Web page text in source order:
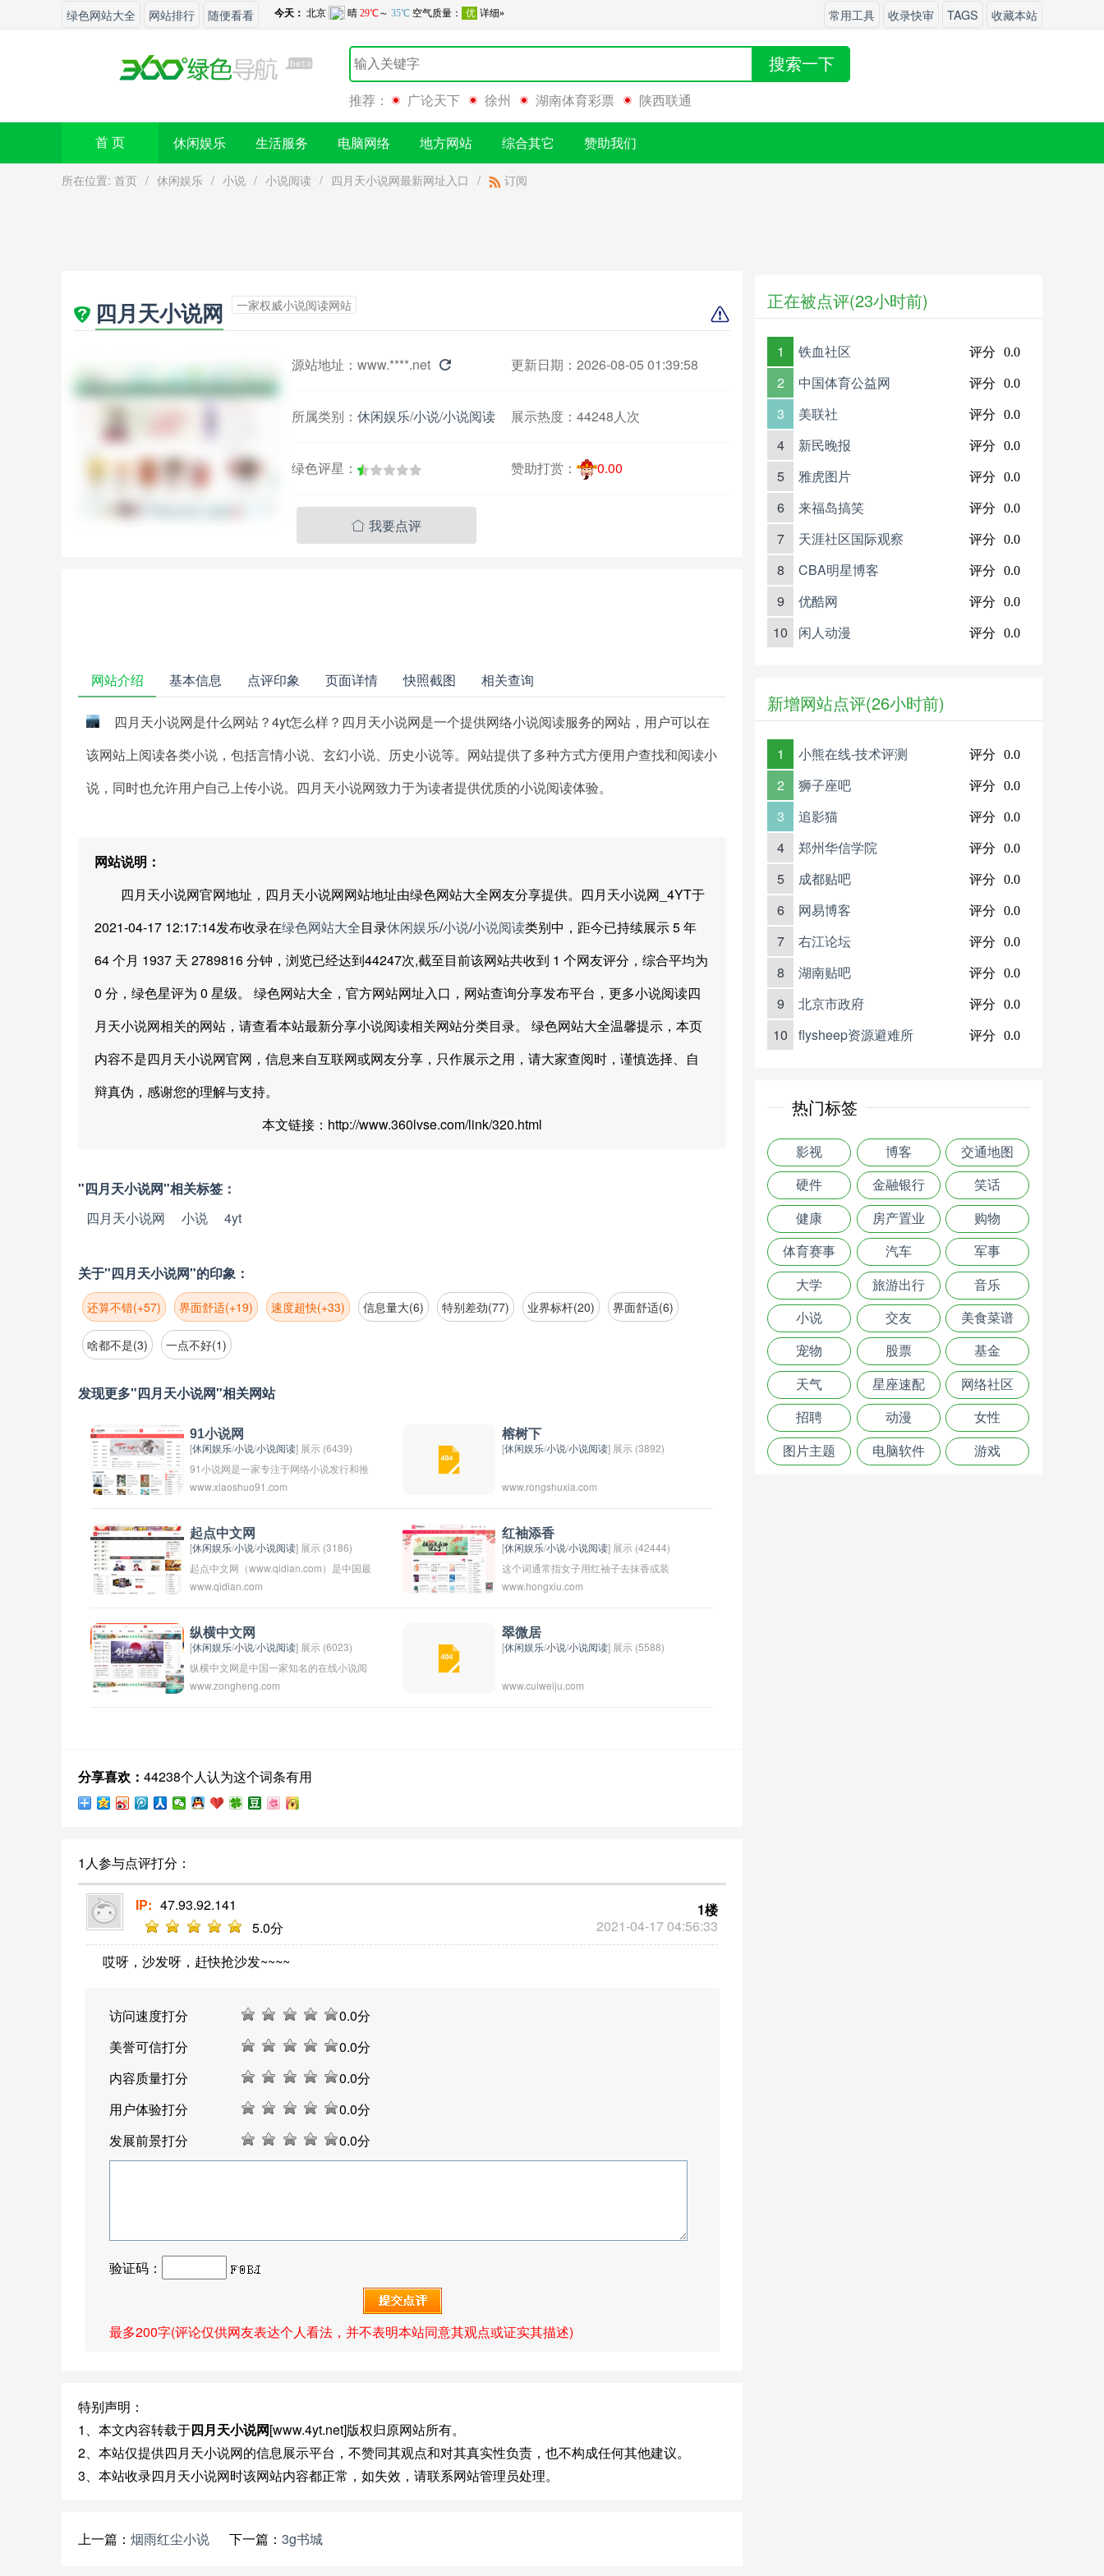
绿色网站大全 网站排行 随便看看 常用工具 收录快审 TAGS 收藏本站
搜索一下
推荐： 广论天下 徐州 湖南体育彩票 陕西联通
首 页 休闲娱乐 生活服务 电脑网络 地方网站 综合其它 赞助我们
所在位置: 首页 / 休闲娱乐 / 小说 / 小说阅读 / 四月天小说网最新网址入口 / 订阅
四月天小说网 一家权威小说阅读网站
源站地址： www.****.net  更新日期：2026-08-05 01:39:58
所属类别： 休闲娱乐/小说/小说阅读 展示热度： 44248人次
绿色评星： 赞助打赏： 0.00
 我要点评
网站介绍 基本信息 点评印象 页面详情 快照截图 相关查询
四月天小说网是什么网站？4yt怎么样？四月天小说网是一个提供网络小说阅读服务的网站，用户可以在
该网站上阅读各类小说，包括言情小说、玄幻小说、历史小说等。网站提供了多种方式方便用户查找和阅读小
说，同时也允许用户自己上传小说。四月天小说网致力于为读者提供优质的小说阅读体验。
网站说明：
四月天小说网官网地址，四月天小说网网站地址由绿色网站大全网友分享提供。四月天小说网_4YT于
2021-04-17 12:17:14发布收录在绿色网站大全目录休闲娱乐/小说/小说阅读类别中，距今已持续展示 5 年
64 个月 1937 天 2789816 分钟，浏览已经达到44247次,截至目前该网站共收到 1 个网友评分，综合平均为
0 分，绿色星评为 0 星级。 绿色网站大全，官方网站网址入口，网站查询分享发布平台，更多小说阅读四
月天小说网相关的网站，请查看本站最新分享小说阅读相关网站分类目录。 绿色网站大全温馨提示，本页
内容不是四月天小说网官网，信息来自互联网或网友分享，只作展示之用，请大家查阅时，谨慎选择、自
辩真伪，感谢您的理解与支持。
本文链接：http://www.360lvse.com/link/320.html
"四月天小说网"相关标签：
四月天小说网
小说 4yt
关于"四月天小说网"的印象：
还算不错(+57) 界面舒适(+19) 速度超快(+33) 信息量大(6) 特别差劲(77) 业界标杆(20) 界面舒适(6)
啥都不是(3) 一点不好(1)
发现更多"四月天小说网"相关网站
91小说网
[休闲娱乐/小说/小说阅读] 展示 (6439)
91小说网是一家专注于网络小说发行和推
广的网站，提供了大量的原创小说和热门
该网站上找到各种类型的小说，包括言情
小说、玄幻小说、都市小说等等。网站非
常受读者欢迎，并拥有庞大的注册用户
群。
www.xiaoshuo91.com
榕树下
[休闲娱乐/小说/小说阅读] 展示 (3892)
www.rongshuxia.com
起点中文网
[休闲娱乐/小说/小说阅读] 展示 (3186)
起点中文网（www.qidian.com）是中国最
大的小说阅读网站之一，提供大量原创网
平台上阅读小说、评论作品、和作家进行
互动交流。起点中文网致力于打造一个优
质的作品发布平台，为读者和作家提供良
好的阅读和创作体验。
www.qidian.com
红袖添香
[休闲娱乐/小说/小说阅读] 展示 (42444)
这个词通常指女子用红袖子去抹香或装
饰，形容女子的美丽或娇嫩。也可以泛指
www.hongxiu.com
纵横中文网
[休闲娱乐/小说/小说阅读] 展示 (6023)
纵横中文网是中国一家知名的在线小说阅
读平台，提供大量优质的网络小说资源。
说资源，还有活跃的作者和读者社区，是
www.zongheng.com
翠微居
[休闲娱乐/小说/小说阅读] 展示 (5588)
www.cuiweiju.com
分享喜欢： 44238个人认为这个词条有用
1人参与点评打分：
2021-04-17 04:56:33
1楼
IP: 47.93.92.141
5.0分
哎呀，沙发呀，赶快抢沙发~~~~
访问速度打分 0.0分
美誉可信打分
0.0分
内容质量打分
0.0分
用户体验打分
0.0分
发展前景打分
0.0分
验证码：
最多200字(评论仅供网友表达个人看法，并不表明本站同意其观点或证实其描述)
特别声明：
1、本文内容转载于四月天小说网[www.4yt.net]版权归原网站所有。
2、本站仅提供四月天小说网的信息展示平台，不赞同其观点和对其真实性负责，也不构成任何其他建议。
3、本站收录四月天小说网时该网站内容都正常，如失效，请联系网站管理员处理。
上一篇： 烟雨红尘小说 下一篇： 3g书城
正在被点评(23小时前)
1 铁血社区 评分 0.0
2 中国体育公益网 评分 0.0
3 美联社 评分 0.0
4 新民晚报 评分 0.0
5 雅虎图片 评分 0.0
6 来福岛搞笑 评分 0.0
7 天涯社区国际观察 评分 0.0
8 CBA明星博客 评分 0.0
9 优酷网 评分 0.0
10 闲人动漫 评分 0.0
新增网站点评(26小时前)
1 小熊在线-技术评测 评分 0.0
2 狮子座吧 评分 0.0
3 追影猫 评分 0.0
4 郑州华信学院 评分 0.0
5 成都贴吧 评分 0.0
6 网易博客 评分 0.0
7 右江论坛 评分 0.0
8 湖南贴吧 评分 0.0
9 北京市政府 评分 0.0
10 flysheep资源避难所 评分 0.0
热门标签
影视 博客 交通地图
硬件 金融银行 笑话
健康 房产置业 购物
体育赛事 汽车 军事
大学 旅游出行 音乐
小说 交友 美食菜谱
宠物 股票 基金
天气 星座速配 网络社区
招聘 动漫 女性
图片主题 电脑软件 游戏